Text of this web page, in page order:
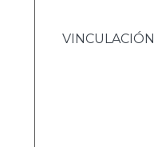
VINCULACIÓN